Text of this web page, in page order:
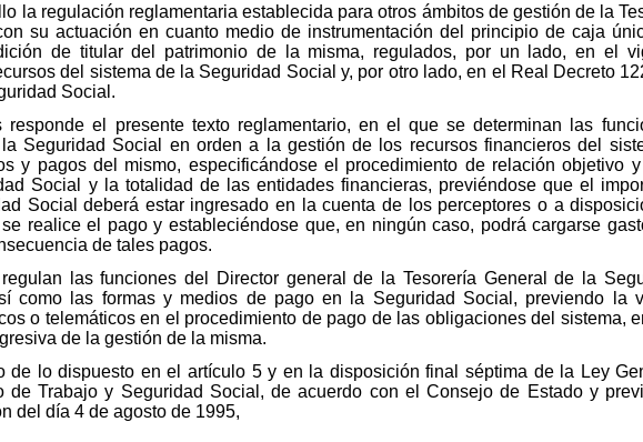
la regulación reglamentaria establecida para otros ámbitos de gestión de la
su actuación en cuanto medio de instrumentación del principio de caja
de titular del patrimonio de la misma, regulados, por un lado, en el
del sistema de la Seguridad Social y, por otro lado, en el Real Decreto
Social.
responde el presente texto reglamentario, en el que se determinan las
Seguridad Social en orden a la gestión de los recursos financieros del
y pagos del mismo, especificándose el procedimiento de relación objetivo
Social y la totalidad de las entidades financieras, previéndose que el
Social deberá estar ingresado en la cuenta de los perceptores o a
realice el pago y estableciéndose que, en ningún caso, podrá cargarse
de tales pagos.
las funciones del Director general de la Tesorería General de la
como las formas y medios de pago en la Seguridad Social, previendo la
o telemáticos en el procedimiento de pago de las obligaciones del sistema,
de la gestión de la misma.
de lo dispuesto en el artículo 5 y en la disposición final séptima de la Ley
de Trabajo y Seguridad Social, de acuerdo con el Consejo de Estado y
del día 4 de agosto de 1995,